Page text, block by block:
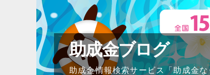
助成金ブログ
助成金情報検索サービス「助成金